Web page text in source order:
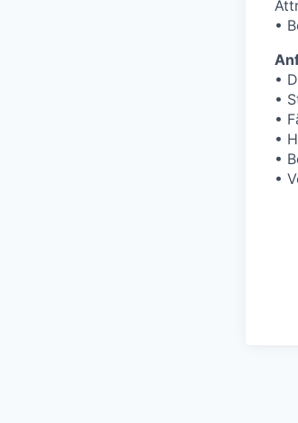
•
•
•
•
•
•
•